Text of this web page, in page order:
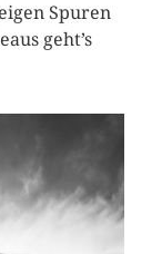
Spuren
geht’s